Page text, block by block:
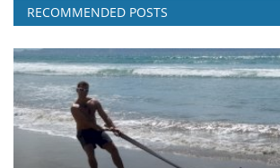
RECOMMENDED POSTS